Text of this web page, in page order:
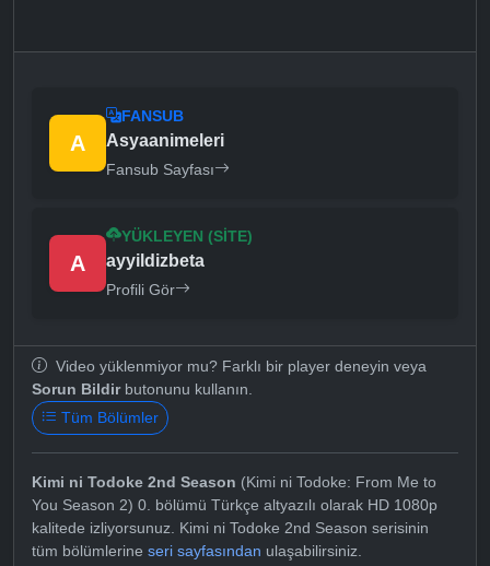
A
FANSUB
Asyaanimeleri
Fansub Sayfası
A
YÜKLEYEN (SITE)
ayyildizbeta
Profili Gör
Video yüklenmiyor mu? Farklı bir player deneyin veya
Sorun Bildirbutonunu kullanın.
Tüm Bölümler
Kimi ni Todoke 2nd Season (Kimi ni Todoke: From Me to
You Season 2) 0. bölümü Türkçe altyazılı olarak HD 1080p
kalitede izliyorsunuz. Kimi ni Todoke 2nd Season serisinin
tüm bölümlerine seri sayfasından ulaşabilirsiniz.